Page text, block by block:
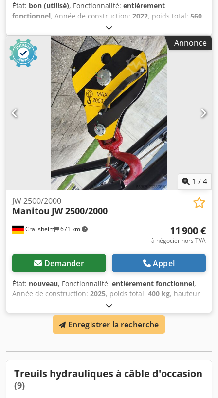
État: bon (utilisé), Fonctionnalité: entièrement
fonctionnel, Année de construction: 2022, poids total: 560
1 720 mm, longueur totale:
largeur totale:1 090 mm, capacité de charge:5 000 kg,
Treuil Fabricant : Magni Modèle : W5I Année de fabrication
: 2022 Hauteur (mm) : 1.720 Longueur (mm) : 900 Capacité
de levage (kg) : 5.000 Poids (kg) : 560 Largeur (mm) : 1.090
Chjdpjxn A I Rofx Ahrja
Annonce
1 /4
Crailsheim 671 km
JW 2500/2000
Manitou JW 2500/2000
11 900 €
à négocier hors TVA
Demander Appel
État: nouveau, Fonctionnalité: entièrement fonctionnel,
Année de construction: 2025, poids total: 400 kg, hauteur
, longueur totale:
820 mm, capacité de charge:2 000 kg, Treuil à mât en
treillis Fabricant : Manitou Modèle : JW 2500/2000 Année
de construction : 2025 Hauteur (mm) : 950 Longueur (mm) :
Enregistrer la recherche
Treuils hydrauliques à câble d'occasion
(9)